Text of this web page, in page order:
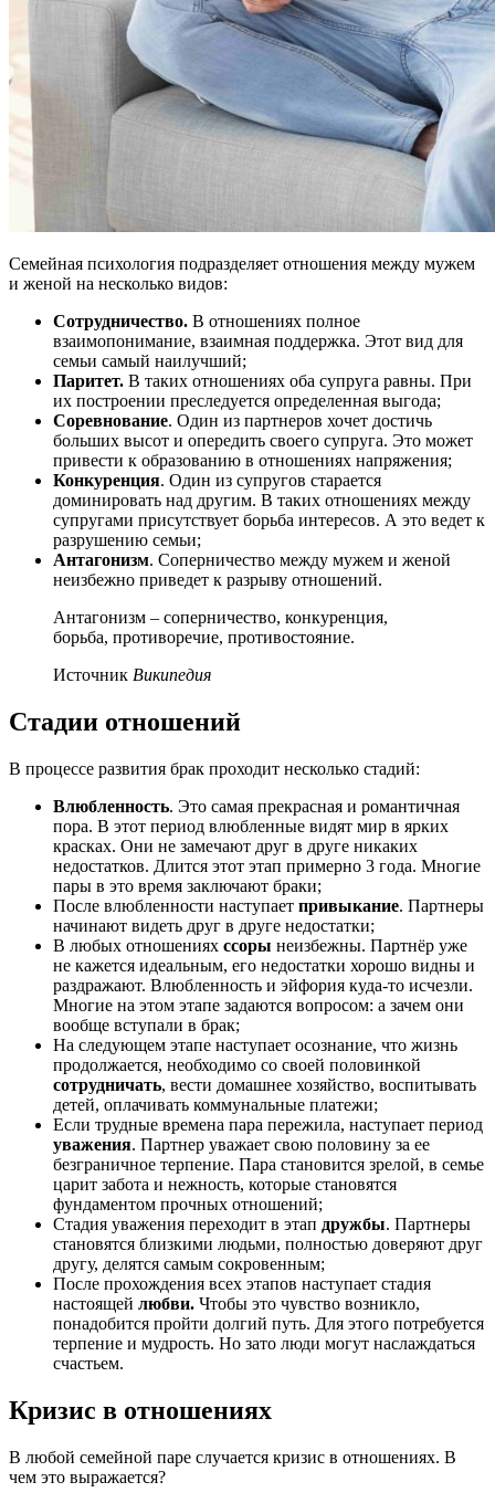
Семейная психология подразделяет отношения между мужем
и женой на несколько видов:
Сотрудничество. В отношениях полное
взаимопонимание, взаимная поддержка. Этот вид для
семьи самый наилучший;
Паритет. В таких отношениях оба супруга равны. При
их построении преследуется определенная выгода;
Соревнование. Один из партнеров хочет достичь
больших высот и опередить своего супруга. Это может
привести к образованию в отношениях напряжения;
Конкуренция. Один из супругов старается
доминировать над другим. В таких отношениях между
супругами присутствует борьба интересов. А это ведет к
разрушению семьи;
Антагонизм. Соперничество между мужем и женой
неизбежно приведет к разрыву отношений.
Антагонизм – соперничество, конкуренция,
борьба, противоречие, противостояние.
Источник Википедия
Стадии отношений
В процессе развития брак проходит несколько стадий:
Влюбленность. Это самая прекрасная и романтичная
пора. В этот период влюбленные видят мир в ярких
красках. Они не замечают друг в друге никаких
недостатков. Длится этот этап примерно 3 года. Многие
пары в это время заключают браки;
После влюбленности наступает привыкание. Партнеры
начинают видеть друг в друге недостатки;
В любых отношениях ссоры неизбежны. Партнёр уже
не кажется идеальным, его недостатки хорошо видны и
раздражают. Влюбленность и эйфория куда-то исчезли.
Многие на этом этапе задаются вопросом: а зачем они
вообще вступали в брак;
На следующем этапе наступает осознание, что жизнь
продолжается, необходимо со своей половинкой
сотрудничать, вести домашнее хозяйство, воспитывать
детей, оплачивать коммунальные платежи;
Если трудные времена пара пережила, наступает период
уважения. Партнер уважает свою половину за ее
безграничное терпение. Пара становится зрелой, в семье
царит забота и нежность, которые становятся
фундаментом прочных отношений;
Стадия уважения переходит в этап дружбы. Партнеры
становятся близкими людьми, полностью доверяют друг
другу, делятся самым сокровенным;
После прохождения всех этапов наступает стадия
настоящей любви. Чтобы это чувство возникло,
понадобится пройти долгий путь. Для этого потребуется
терпение и мудрость. Но зато люди могут наслаждаться
счастьем.
Кризис в отношениях
В любой семейной паре случается кризис в отношениях. В
чем это выражается?